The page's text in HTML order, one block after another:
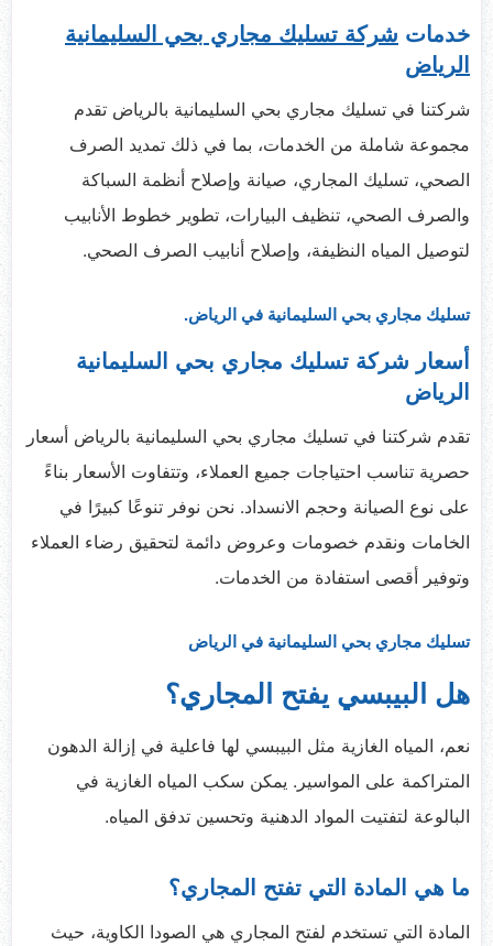
خدمات شركة تسليك مجاري بحي السليمانية
الرياض
شركتنا في تسليك مجاري بحي السليمانية بالرياض تقدم
مجموعة شاملة من الخدمات، بما في ذلك تمديد الصرف
الصحي، تسليك المجاري، صيانة وإصلاح أنظمة السباكة
والصرف الصحي، تنظيف البيارات، تطوير خطوط الأنابيب
لتوصيل المياه النظيفة، وإصلاح أنابيب الصرف الصحي.
تسليك مجاري بحي السليمانية في الرياض.
أسعار شركة تسليك مجاري بحي السليمانية
الرياض
تقدم شركتنا في تسليك مجاري بحي السليمانية بالرياض أسعار
حصرية تناسب احتياجات جميع العملاء، وتتفاوت الأسعار بناءً
على نوع الصيانة وحجم الانسداد. نحن نوفر تنوعًا كبيرًا في
الخامات ونقدم خصومات وعروض دائمة لتحقيق رضاء العملاء
وتوفير أقصى استفادة من الخدمات.
تسليك مجاري بحي السليمانية في الرياض
هل البيبسي يفتح المجاري؟
نعم، المياه الغازية مثل البيبسي لها فاعلية في إزالة الدهون
المتراكمة على المواسير. يمكن سكب المياه الغازية في
البالوعة لتفتيت المواد الدهنية وتحسين تدفق المياه.
ما هي المادة التي تفتح المجاري؟
المادة التي تستخدم لفتح المجاري هي الصودا الكاوية، حيث